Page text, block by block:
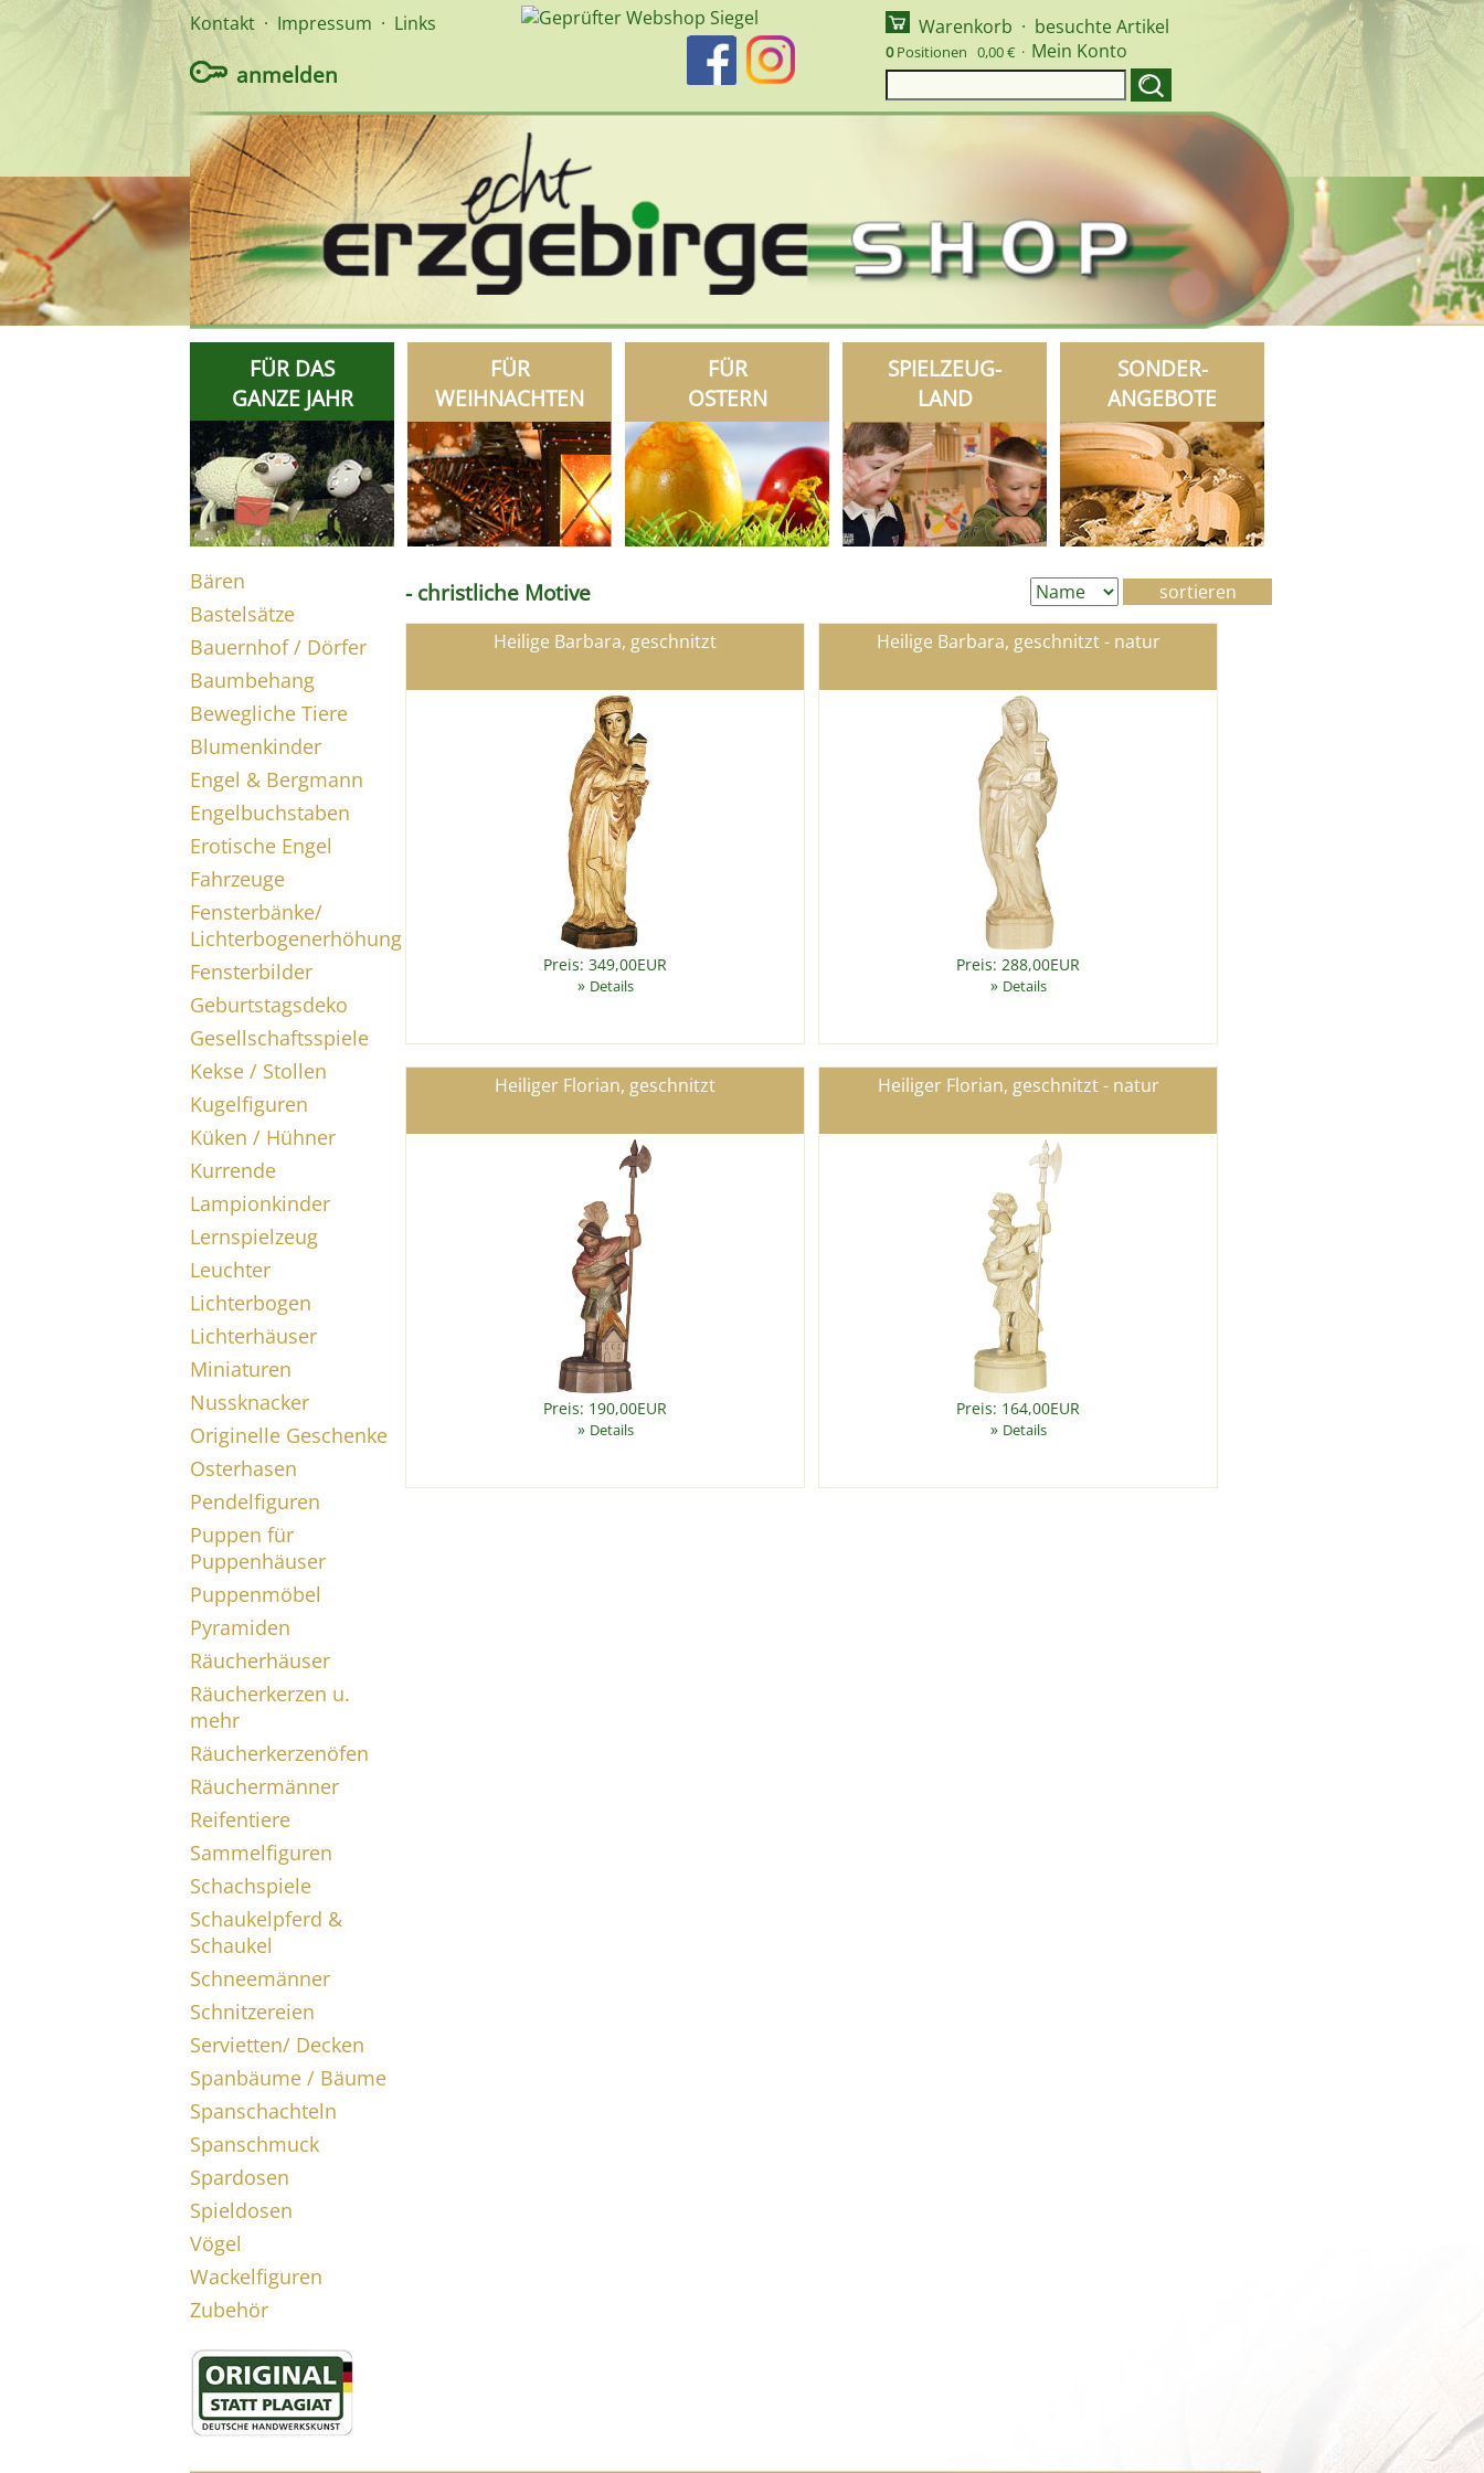
Kontakt · Impressum · Links
anmelden
Warenkorb · besuchte Artikel
0Positionen 0,00 € · Mein Konto
FÜR DAS
GANZE JAHR
FÜR
WEIHNACHTEN
FÜR
OSTERN
SPIELZEUG-
LAND
SONDER-
ANGEBOTE
Bären
Bastelsätze
Bauernhof / Dörfer
Baumbehang
Bewegliche Tiere
Blumenkinder
Engel & Bergmann
Engelbuchstaben
Erotische Engel
Fahrzeuge
Fensterbänke/
Lichterbogenerhöhung
Fensterbilder
Geburtstagsdeko
Gesellschaftsspiele
Kekse / Stollen
Kugelfiguren
Küken / Hühner
Kurrende
Lampionkinder
Lernspielzeug
Leuchter
Lichterbogen
Lichterhäuser
Miniaturen
Nussknacker
Originelle Geschenke
Osterhasen
Pendelfiguren
Puppen für
Puppenhäuser
Puppenmöbel
Pyramiden
Räucherhäuser
Räucherkerzen u.
mehr
Räucherkerzenöfen
Räuchermänner
Reifentiere
Sammelfiguren
Schachspiele
Schaukelpferd &
Schaukel
Schneemänner
Schnitzereien
Servietten/ Decken
Spanbäume / Bäume
Spanschachteln
Spanschmuck
Spardosen
Spieldosen
Vögel
Wackelfiguren
Zubehör
- christliche Motive
Heilige Barbara, geschnitzt
Preis: 349,00EUR
» Details
Heilige Barbara, geschnitzt - natur
Preis: 288,00EUR
» Details
Heiliger Florian, geschnitzt
Preis: 190,00EUR
» Details
Heiliger Florian, geschnitzt - natur
Preis: 164,00EUR
» Details